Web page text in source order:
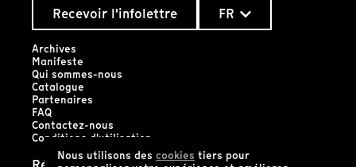
Nous utilisons des cookies tiers pour
Recevoir l'infolettre
FR
Archives
Manifeste
Qui sommes-nous
Catalogue
Partenaires
FAQ
Contactez-nous
Conditions d'utilisation